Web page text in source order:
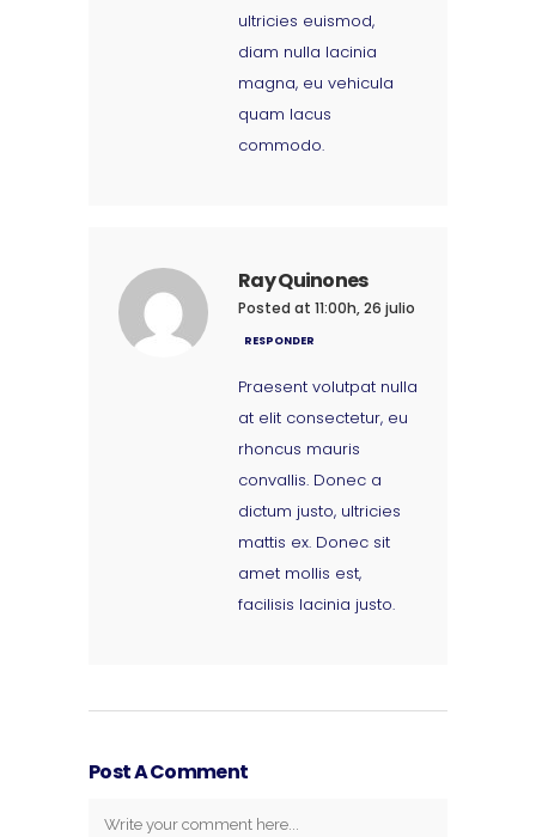
ultricies euismod,
diam nulla lacinia
magna, eu vehicula
quam lacus
commodo.
Ray Quinones
Posted at 11:00h, 26 julio
RESPONDER
Praesent volutpat nulla
at elit consectetur, eu
rhoncus mauris
convallis. Donec a
dictum justo, ultricies
mattis ex. Donec sit
amet mollis est,
facilisis lacinia justo.
Post A Comment